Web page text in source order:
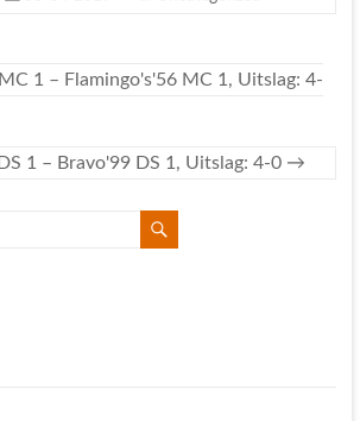
1 – Flamingo's'56 MC 1, Uitslag: 4-
1 – Bravo'99 DS 1, Uitslag: 4-0 →